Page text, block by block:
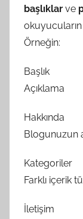
başlıklar ve
okuyucuların
Örneğin:
Başlık
Açıklama
Hakkında
Blogunuzun
Kategoriler
Farklı içerik
İletişim